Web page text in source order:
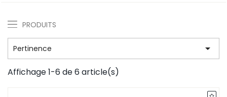
PRODUITS
Pertinence 
Affichage 1-6 de 6 article(s)